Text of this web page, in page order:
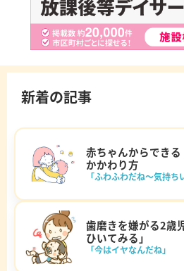
新着の記事
赤ちゃんからでき
かかわり方
「ふわふわだね～気持ち
歯磨きを嫌がる2歳
ひいてみる」
「今はイヤなんだね」